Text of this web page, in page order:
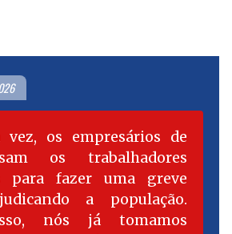
vez, os empresários de
os trabalhadores
para fazer uma greve
a população.
nós já tomamos